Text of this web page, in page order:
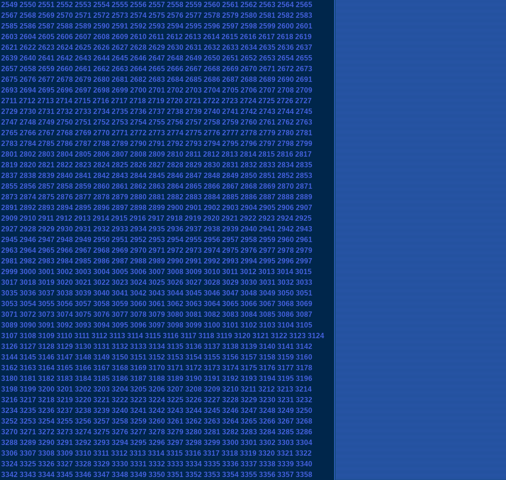
2549 2550 2551 2552 2553 2554 2555 2556 2557 2558 2559 2560 2561 2562 2563 2564 2565
2567 2568 2569 2570 2571 2572 2573 2574 2575 2576 2577 2578 2579 2580 2581 2582 2583
2585 2586 2587 2588 2589 2590 2591 2592 2593 2594 2595 2596 2597 2598 2599 2600 2601
2603 2604 2605 2606 2607 2608 2609 2610 2611 2612 2613 2614 2615 2616 2617 2618 2619
2621 2622 2623 2624 2625 2626 2627 2628 2629 2630 2631 2632 2633 2634 2635 2636 2637
2639 2640 2641 2642 2643 2644 2645 2646 2647 2648 2649 2650 2651 2652 2653 2654 2655
2657 2658 2659 2660 2661 2662 2663 2664 2665 2666 2667 2668 2669 2670 2671 2672 2673
2675 2676 2677 2678 2679 2680 2681 2682 2683 2684 2685 2686 2687 2688 2689 2690 2691
2693 2694 2695 2696 2697 2698 2699 2700 2701 2702 2703 2704 2705 2706 2707 2708 2709
2711 2712 2713 2714 2715 2716 2717 2718 2719 2720 2721 2722 2723 2724 2725 2726 2727
2729 2730 2731 2732 2733 2734 2735 2736 2737 2738 2739 2740 2741 2742 2743 2744 2745
2747 2748 2749 2750 2751 2752 2753 2754 2755 2756 2757 2758 2759 2760 2761 2762 2763
2765 2766 2767 2768 2769 2770 2771 2772 2773 2774 2775 2776 2777 2778 2779 2780 2781
2783 2784 2785 2786 2787 2788 2789 2790 2791 2792 2793 2794 2795 2796 2797 2798 2799
2801 2802 2803 2804 2805 2806 2807 2808 2809 2810 2811 2812 2813 2814 2815 2816 2817
2819 2820 2821 2822 2823 2824 2825 2826 2827 2828 2829 2830 2831 2832 2833 2834 2835
2837 2838 2839 2840 2841 2842 2843 2844 2845 2846 2847 2848 2849 2850 2851 2852 2853
2855 2856 2857 2858 2859 2860 2861 2862 2863 2864 2865 2866 2867 2868 2869 2870 2871
2873 2874 2875 2876 2877 2878 2879 2880 2881 2882 2883 2884 2885 2886 2887 2888 2889
2891 2892 2893 2894 2895 2896 2897 2898 2899 2900 2901 2902 2903 2904 2905 2906 2907
2909 2910 2911 2912 2913 2914 2915 2916 2917 2918 2919 2920 2921 2922 2923 2924 2925
2927 2928 2929 2930 2931 2932 2933 2934 2935 2936 2937 2938 2939 2940 2941 2942 2943
2945 2946 2947 2948 2949 2950 2951 2952 2953 2954 2955 2956 2957 2958 2959 2960 2961
2963 2964 2965 2966 2967 2968 2969 2970 2971 2972 2973 2974 2975 2976 2977 2978 2979
2981 2982 2983 2984 2985 2986 2987 2988 2989 2990 2991 2992 2993 2994 2995 2996 2997
2999 3000 3001 3002 3003 3004 3005 3006 3007 3008 3009 3010 3011 3012 3013 3014 3015
3017 3018 3019 3020 3021 3022 3023 3024 3025 3026 3027 3028 3029 3030 3031 3032 3033
3035 3036 3037 3038 3039 3040 3041 3042 3043 3044 3045 3046 3047 3048 3049 3050 3051
3053 3054 3055 3056 3057 3058 3059 3060 3061 3062 3063 3064 3065 3066 3067 3068 3069
3071 3072 3073 3074 3075 3076 3077 3078 3079 3080 3081 3082 3083 3084 3085 3086 3087
3089 3090 3091 3092 3093 3094 3095 3096 3097 3098 3099 3100 3101 3102 3103 3104 3105
3107 3108 3109 3110 3111 3112 3113 3114 3115 3116 3117 3118 3119 3120 3121 3122 3123 3124
3126 3127 3128 3129 3130 3131 3132 3133 3134 3135 3136 3137 3138 3139 3140 3141 3142
3144 3145 3146 3147 3148 3149 3150 3151 3152 3153 3154 3155 3156 3157 3158 3159 3160
3162 3163 3164 3165 3166 3167 3168 3169 3170 3171 3172 3173 3174 3175 3176 3177 3178
3180 3181 3182 3183 3184 3185 3186 3187 3188 3189 3190 3191 3192 3193 3194 3195 3196
3198 3199 3200 3201 3202 3203 3204 3205 3206 3207 3208 3209 3210 3211 3212 3213 3214
3216 3217 3218 3219 3220 3221 3222 3223 3224 3225 3226 3227 3228 3229 3230 3231 3232
3234 3235 3236 3237 3238 3239 3240 3241 3242 3243 3244 3245 3246 3247 3248 3249 3250
3252 3253 3254 3255 3256 3257 3258 3259 3260 3261 3262 3263 3264 3265 3266 3267 3268
3270 3271 3272 3273 3274 3275 3276 3277 3278 3279 3280 3281 3282 3283 3284 3285 3286
3288 3289 3290 3291 3292 3293 3294 3295 3296 3297 3298 3299 3300 3301 3302 3303 3304
3306 3307 3308 3309 3310 3311 3312 3313 3314 3315 3316 3317 3318 3319 3320 3321 3322
3324 3325 3326 3327 3328 3329 3330 3331 3332 3333 3334 3335 3336 3337 3338 3339 3340
3342 3343 3344 3345 3346 3347 3348 3349 3350 3351 3352 3353 3354 3355 3356 3357 3358